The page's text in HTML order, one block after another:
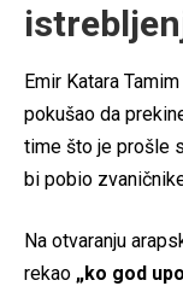
Emir Katara
pokušao da
time što je prošle
bi pobio
Na otvaranju
rekao „ko god